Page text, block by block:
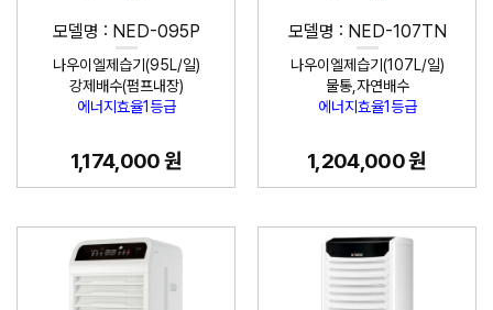
모델명 : NED-095P
나우이엘제습기(95L/일)
강제배수(펌프내장)
에너지효율1등급
1,174,000 원
모델명 : NED-107TN
나우이엘제습기(107L/일)
물통,자연배수
에너지효율1등급
1,204,000 원